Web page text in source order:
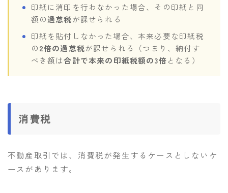
印紙に消印を行わなかった場合、その印紙と同
額の過怠税が課せられる
印紙を貼付しなかった場合、本来必要な印紙税
の2倍の過怠税が課せられる（つまり、納付す
べき額は合計で本来の印紙税額の3倍となる）
消費税
不動産取引では、消費税が発生するケースとしないケ
ースがあります。